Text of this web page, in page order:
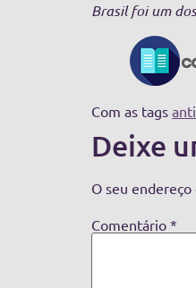
Brasil foi um
Com as tags
Deixe
O seu
Comentário *